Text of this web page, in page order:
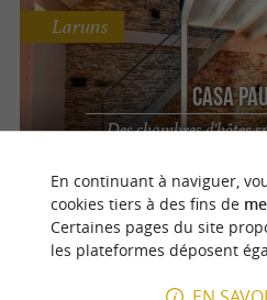
Casa
Des chambres d'hôtes
Laruns
En continuant à naviguer,
cookies tiers à des fins de
Certaines pages du site
les plateformes déposent